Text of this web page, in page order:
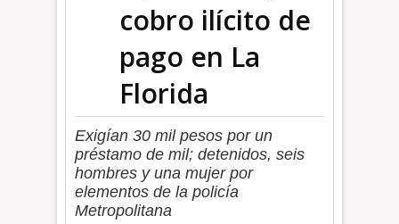
cobro ilícito de
pago en La
Florida
Exigían 30 mil pesos por un
préstamo de mil; detenidos, seis
hombres y una mujer por
elementos de la policía
Metropolitana